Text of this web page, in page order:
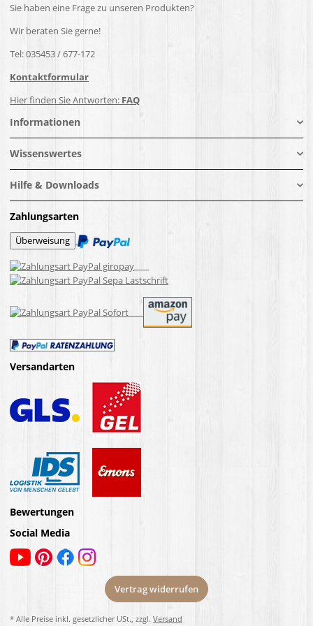
Sie haben eine Frage zu unseren Produkten?
Wir beraten Sie gerne!
Tel: 035453 / 677-172
Kontaktformular
Hier finden Sie Antworten: FAQ
Informationen
Wissenswertes
Hilfe & Downloads
Zahlungsarten
Versandarten
Bewertungen
Social Media
Vertrag widerrufen
* Alle Preise inkl. gesetzlicher USt., zzgl. Versand